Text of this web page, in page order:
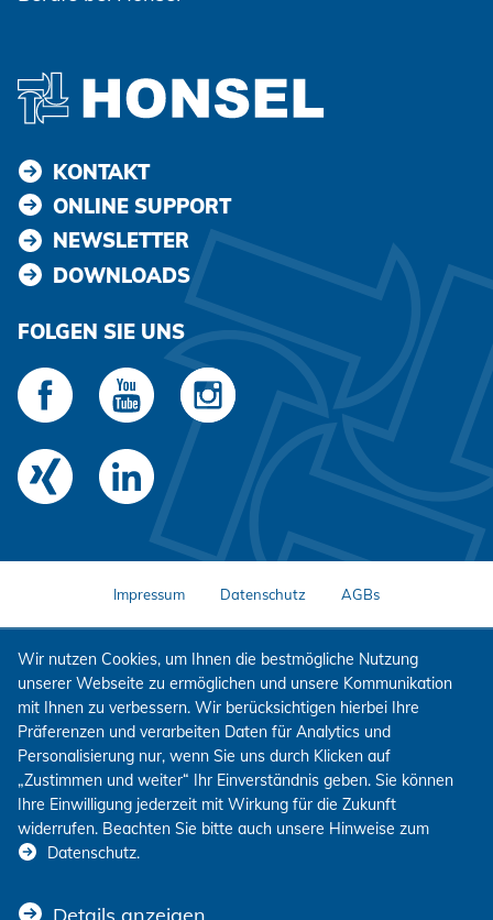
KONTAKT
ONLINE SUPPORT
NEWSLETTER
DOWNLOADS
FOLGEN SIE UNS
Impressum Datenschutz AGBs
Wir nutzen Cookies, um Ihnen die bestmögliche Nutzung
unserer Webseite zu ermöglichen und unsere Kommunikation
mit Ihnen zu verbessern. Wir berücksichtigen hierbei Ihre
Präferenzen und verarbeiten Daten für Analytics und
Personalisierung nur, wenn Sie uns durch Klicken auf
„Zustimmen und weiter“ Ihr Einverständnis geben. Sie können
Ihre Einwilligung jederzeit mit Wirkung für die Zukunft
widerrufen. Beachten Sie bitte auch unsere Hinweise zum
Datenschutz.